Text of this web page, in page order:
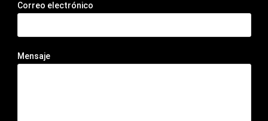
Correo electrónico
Mensaje